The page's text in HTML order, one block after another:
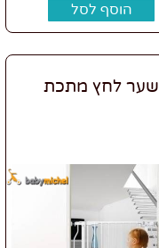
הוסף לסל
שער לחץ מתכת